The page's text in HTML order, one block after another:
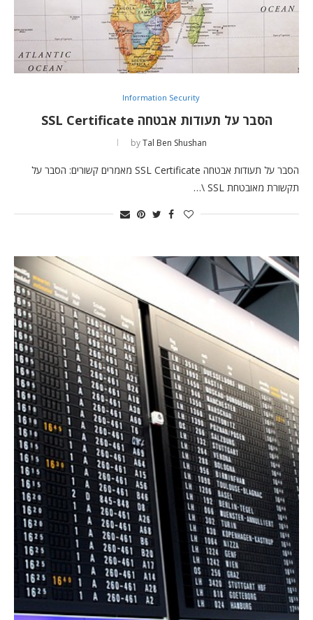
Information Security
הסבר על תעודות אבטחה SSL Certificate
byTal Ben Shushan
הסבר על תעודות אבטחה SSL Certificate מאמרים קשורים: הסבר על
תקשורת מאובטחת SSL \…